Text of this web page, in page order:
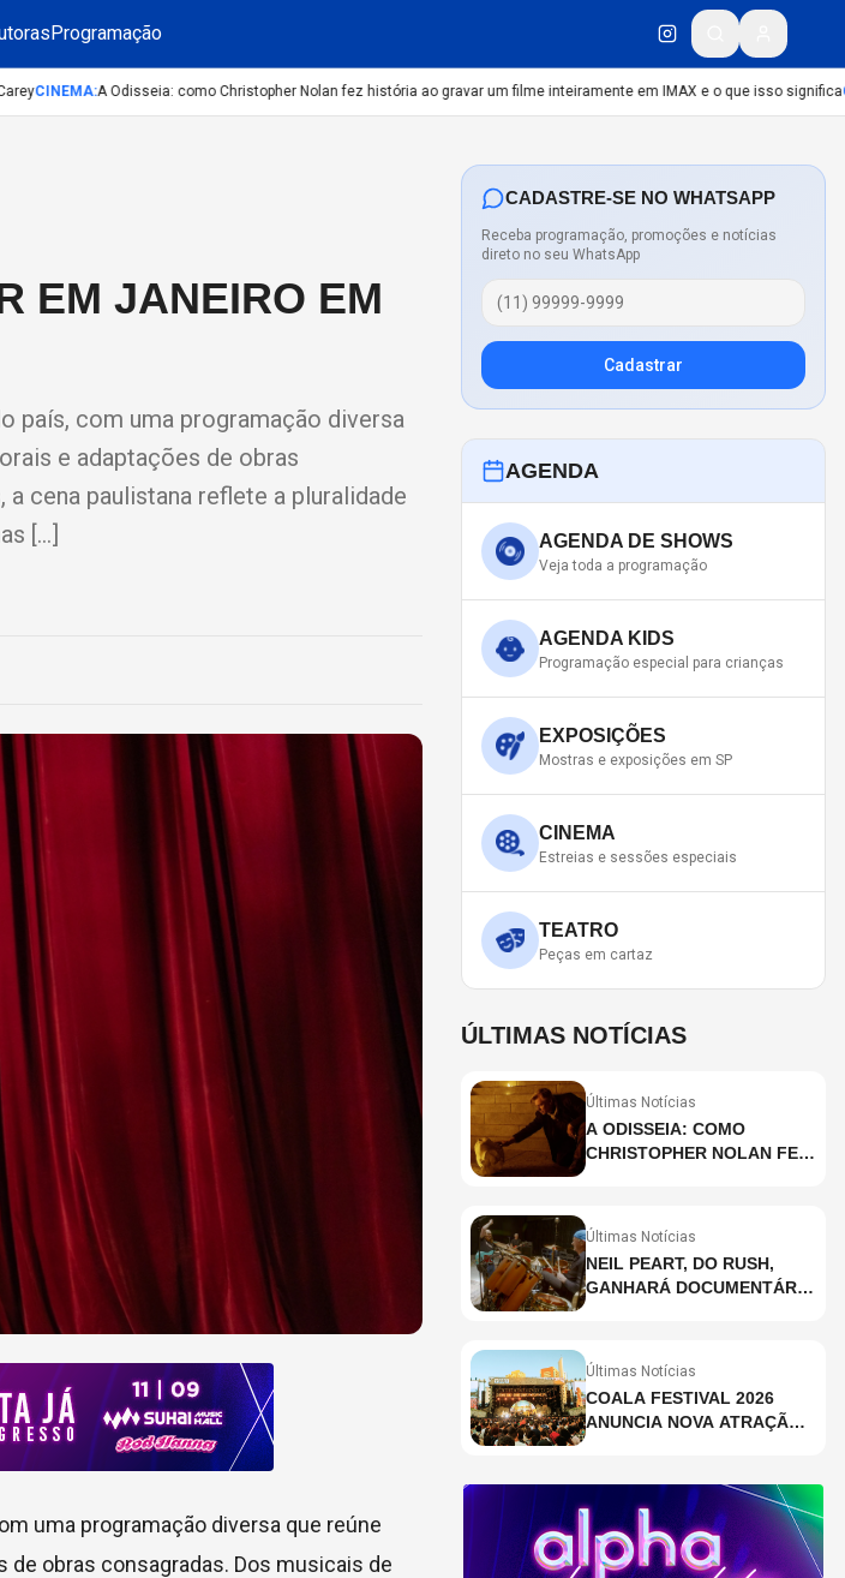
Programação
CINEMA:A Odisseia: como Christopher Nolan fez história ao gravar um filme inteiramente em IMAX e o que isso significa
EM JANEIRO EM
país, com uma programação diversa
e adaptações de obras
cena paulistana reflete a pluralidade
[…]
uma programação diversa que reúne
obras consagradas. Dos musicais de
CADASTRE-SE NO WHATSAPP
Receba programação, promoções e notícias
direto no seu WhatsApp
Cadastrar
AGENDA
AGENDA DE SHOWS
Veja toda a programação
AGENDA KIDS
Programação especial para crianças
EXPOSIÇÕES
Mostras e exposições em SP
CINEMA
Estreias e sessões especiais
TEATRO
Peças em cartaz
ÚLTIMAS NOTÍCIAS
Últimas Notícias
A ODISSEIA: COMO
CHRISTOPHER NOLAN FEZ
IMAX E O QUE ISSO
Últimas Notícias
NEIL PEART, DO RUSH,
GANHARÁ DOCUMENTÁRIO
SMITH, STEWART
CAREY
Últimas Notícias
COALA FESTIVAL 2026
ANUNCIA NOVA ATRAÇÃO;